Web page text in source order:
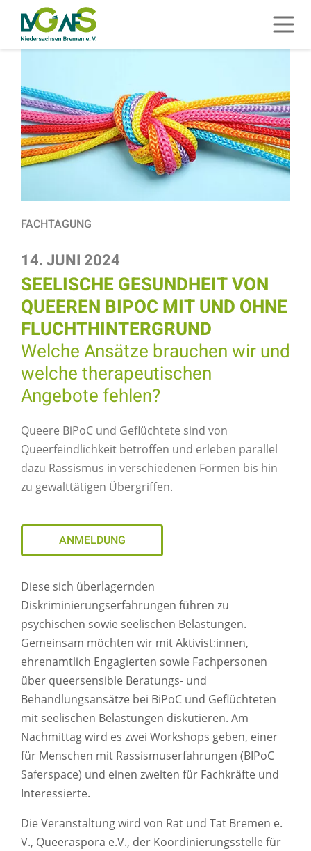
ZUM HAUPTINHALT SPRINGEN
ZUR SUCHE SPRINGEN
FACHTAGUNG
14. JUNI 2024
SEELISCHE GESUNDHEIT VON
QUEEREN BIPOC MIT UND OHNE
FLUCHTHINTERGRUND
Welche Ansätze brauchen wir und
welche therapeutischen
Angebote fehlen?
Queere BiPoC und Geflüchtete sind von
Queerfeindlichkeit betroffen und erleben parallel
dazu Rassismus in verschiedenen Formen bis hin
zu gewalttätigen Übergriffen.
ANMELDUNG
Diese sich überlagernden
Diskriminierungserfahrungen führen zu
psychischen sowie seelischen Belastungen.
Gemeinsam möchten wir mit Aktivist:innen,
ehrenamtlich Engagierten sowie Fachpersonen
über queersensible Beratungs- und
Behandlungsansätze bei BiPoC und Geflüchteten
mit seelischen Belastungen diskutieren. Am
Nachmittag wird es zwei Workshops geben, einer
für Menschen mit Rassismuserfahrungen (BIPoC
Saferspace) und einen zweiten für Fachkräfte und
Interessierte.
Die Veranstaltung wird von Rat und Tat Bremen e.
V., Queeraspora e.V., der Koordinierungsstelle für